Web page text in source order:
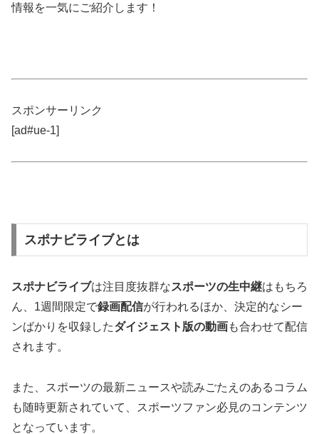
情報を一気にご紹介します！
スポンサーリンク
[ad#ue-1]
スポナビライブとは
スポナビライブは注目度抜群なスポーツの生中継はもちろ
ん、1週間限定で録画配信が行われるほか、決定的なシー
ンばかりを収録したダイジェスト版の動画も合わせて配信
されます。
また、スポーツの最新ニュースや読みごたえのあるコラム
も随時更新されていて、スポーツファン必見のコンテンツ
となっています。